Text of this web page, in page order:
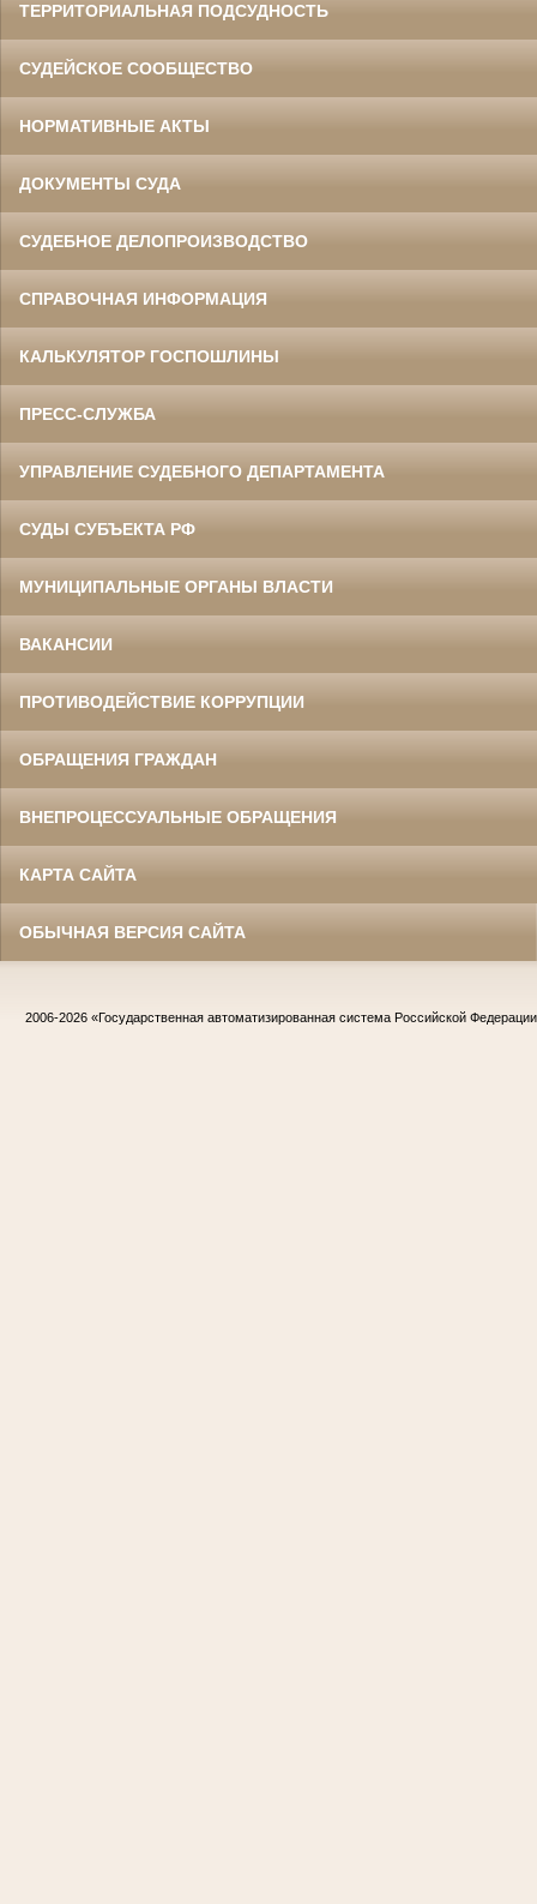
ТЕРРИТОРИАЛЬНАЯ ПОДСУДНОСТЬ
СУДЕЙСКОЕ СООБЩЕСТВО
НОРМАТИВНЫЕ АКТЫ
ДОКУМЕНТЫ СУДА
СУДЕБНОЕ ДЕЛОПРОИЗВОДСТВО
СПРАВОЧНАЯ ИНФОРМАЦИЯ
КАЛЬКУЛЯТОР ГОСПОШЛИНЫ
ПРЕСС-СЛУЖБА
УПРАВЛЕНИЕ СУДЕБНОГО ДЕПАРТАМЕНТА
СУДЫ СУБЪЕКТА РФ
МУНИЦИПАЛЬНЫЕ ОРГАНЫ ВЛАСТИ
ВАКАНСИИ
ПРОТИВОДЕЙСТВИЕ КОРРУПЦИИ
ОБРАЩЕНИЯ ГРАЖДАН
ВНЕПРОЦЕССУАЛЬНЫЕ ОБРАЩЕНИЯ
КАРТА САЙТА
ОБЫЧНАЯ ВЕРСИЯ САЙТА
2006-2026 «Государственная автоматизированная система Российской